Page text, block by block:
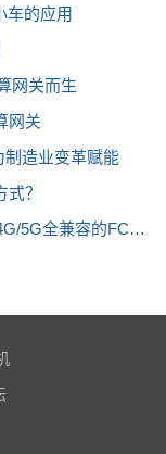
车的应用
网关而生
网关
制造业变革赋能
？
5G全兼容的FCU2